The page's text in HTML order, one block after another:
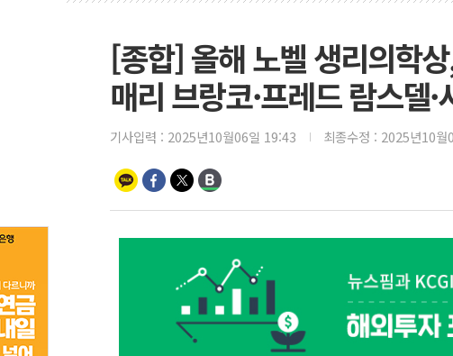
[종합] 올해 노벨 생리의학
매리 브랑코·프레드 람스델
기사입력 : 2025년10월06일 19:43 최종수정 : 2025년10월